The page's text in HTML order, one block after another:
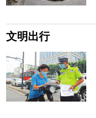
文明出行